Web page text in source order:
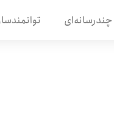
چندرسانه‌ای